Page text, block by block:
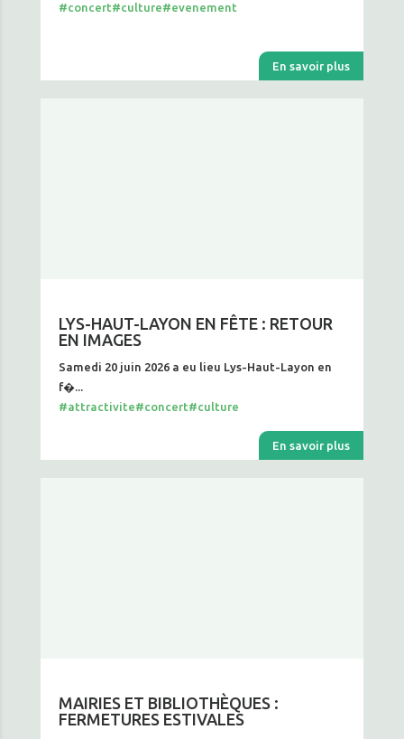
#concert#culture#evenement
En savoir plus
LYS-HAUT-LAYON EN FÊTE : RETOUR
EN IMAGES
Samedi 20 juin 2026 a eu lieu Lys-Haut-Layon en
f�...
#attractivite#concert#culture
En savoir plus
MAIRIES ET BIBLIOTHÈQUES :
FERMETURES ESTIVALES